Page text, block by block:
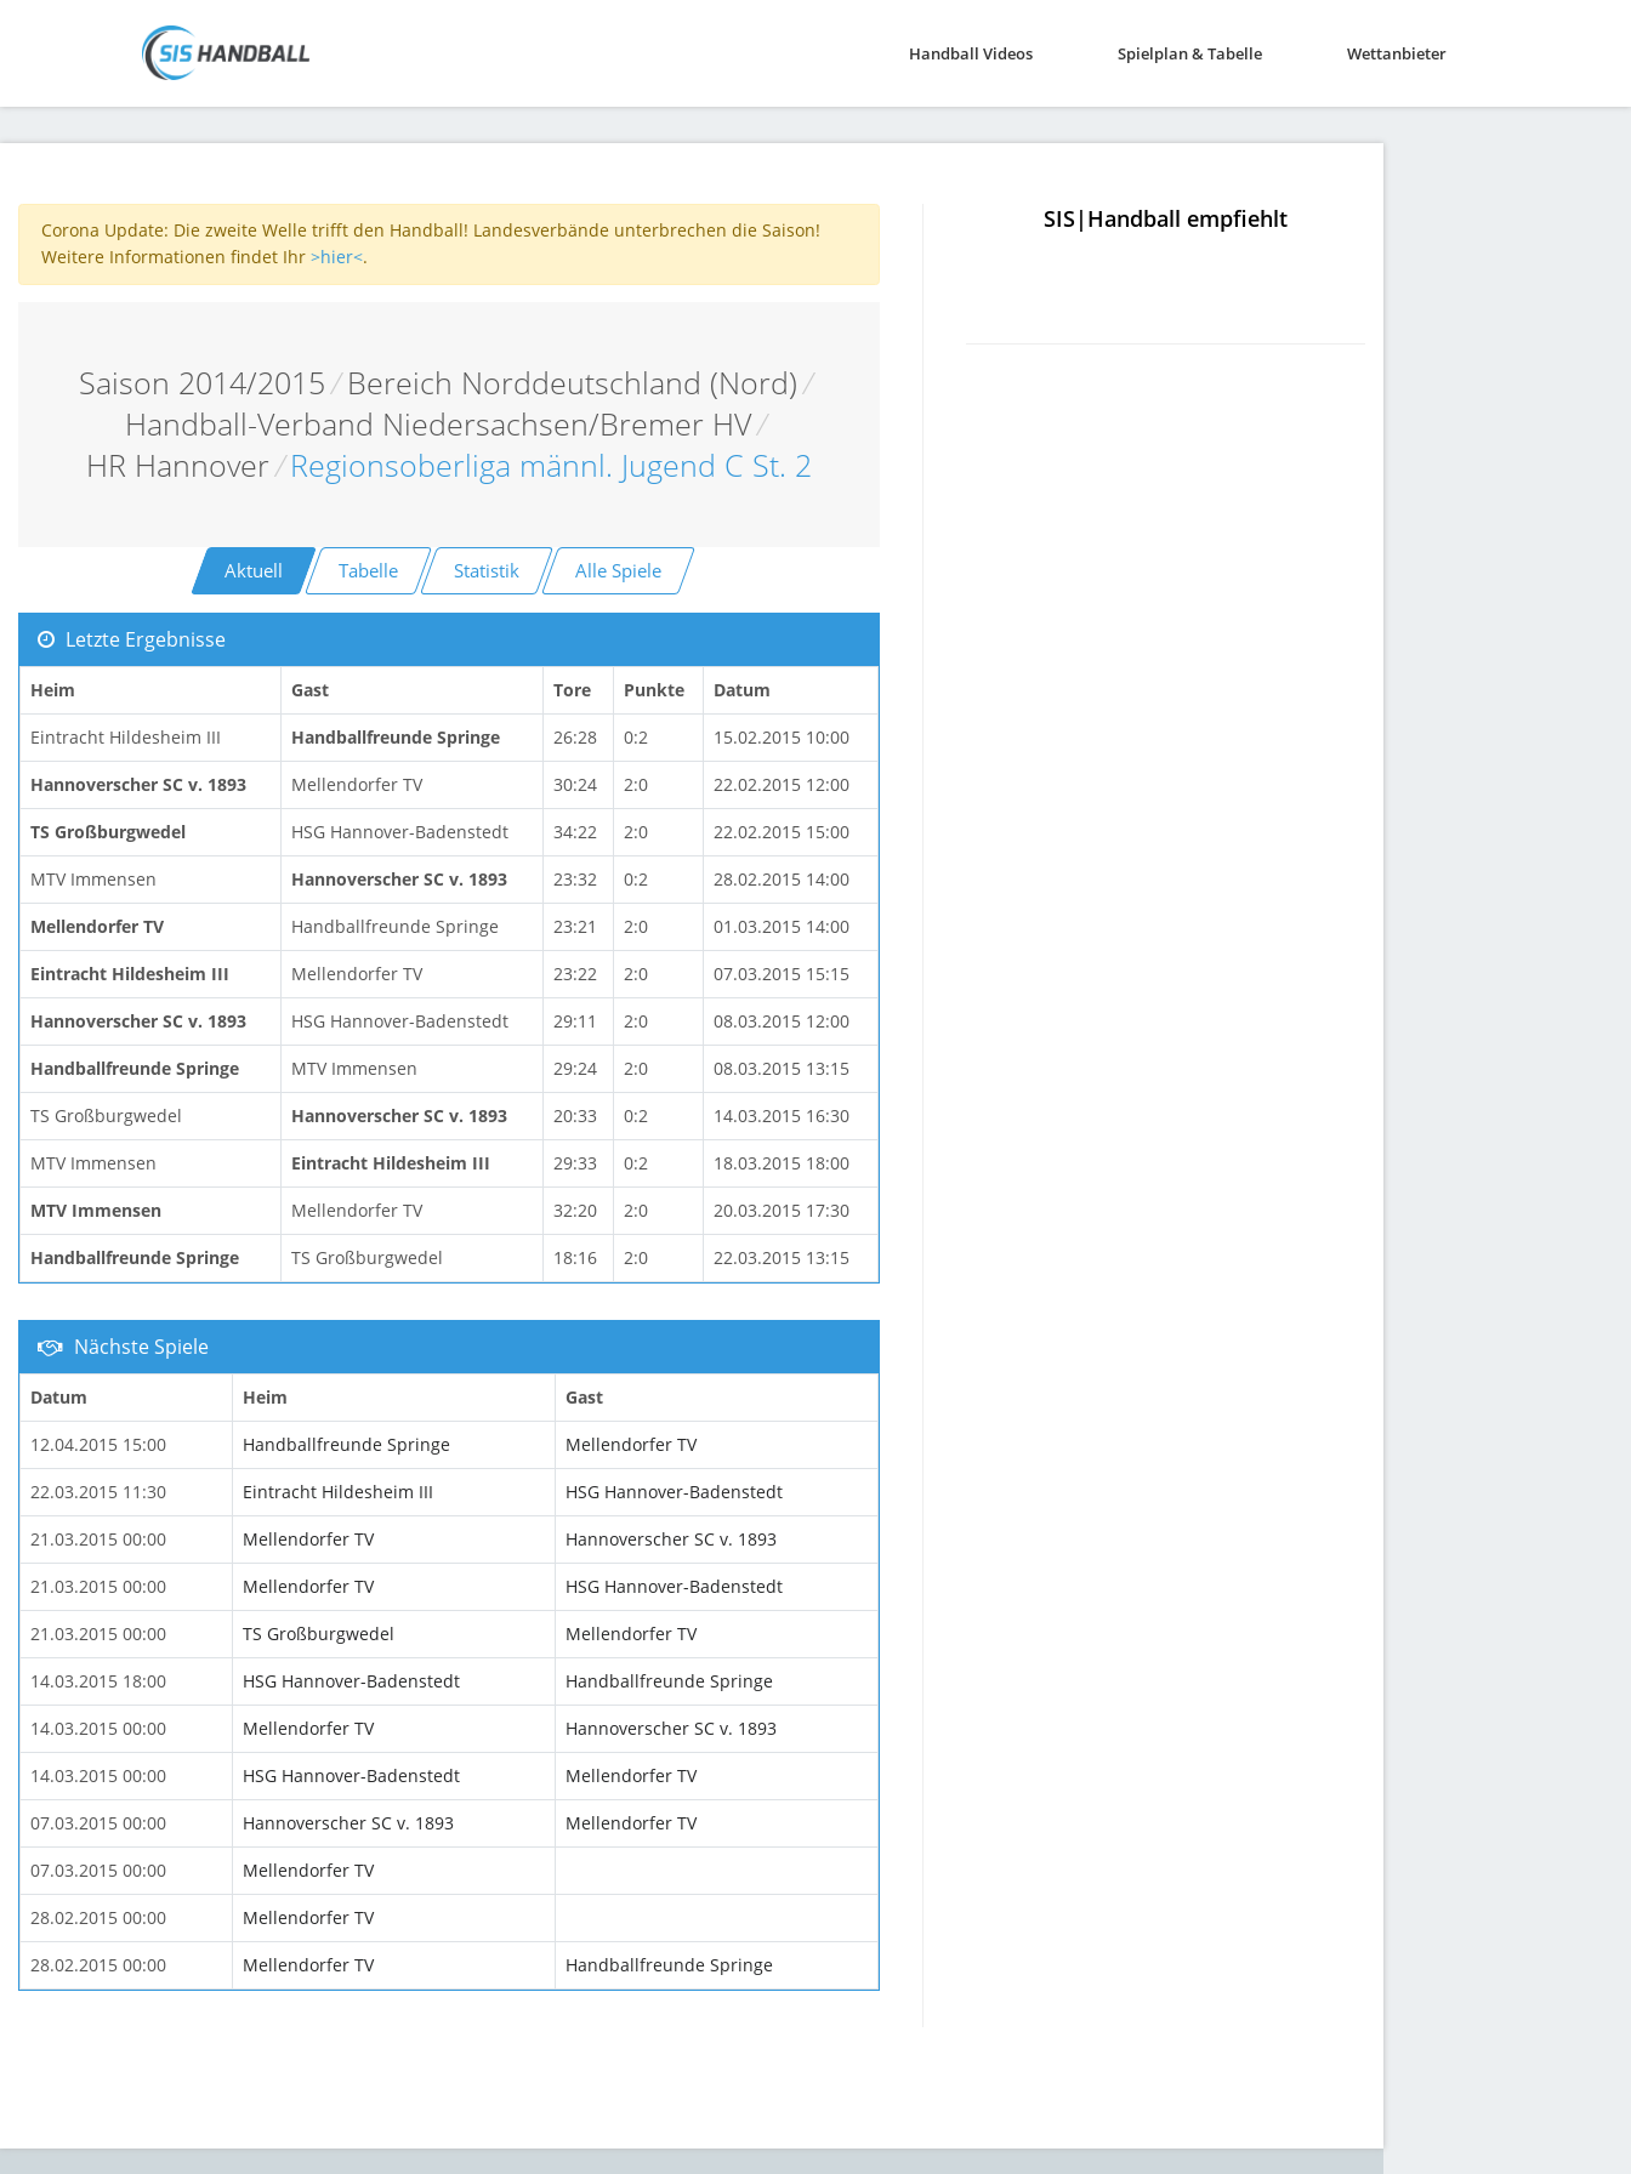
Handball Videos Spielplan & Tabelle Wettanbieter
Corona Update: Die zweite Welle trifft den Handball! Landesverbände unterbrechen die Saison!
Weitere Informationen findet Ihr >hier<.
Saison 2014/2015/ Bereich Norddeutschland (Nord)/
Handball-Verband Niedersachsen/Bremer HV/
HR Hannover/Regionsoberliga männl. Jugend C St. 2
Aktuell Tabelle Statistik Alle Spiele
Letzte Ergebnisse
Heim Gast Tore Punkte Datum
Eintracht Hildesheim III Handballfreunde Springe 26:28 0:2 15.02.2015 10:00
Hannoverscher SC v. 1893 Mellendorfer TV 30:24 2:0 22.02.2015 12:00
TS Großburgwedel HSG Hannover-Badenstedt 34:22 2:0 22.02.2015 15:00
MTV Immensen Hannoverscher SC v. 1893 23:32 0:2 28.02.2015 14:00
Mellendorfer TV Handballfreunde Springe 23:21 2:0 01.03.2015 14:00
Eintracht Hildesheim III Mellendorfer TV 23:22 2:0 07.03.2015 15:15
Hannoverscher SC v. 1893 HSG Hannover-Badenstedt 29:11 2:0 08.03.2015 12:00
Handballfreunde Springe MTV Immensen 29:24 2:0 08.03.2015 13:15
TS Großburgwedel Hannoverscher SC v. 1893 20:33 0:2 14.03.2015 16:30
MTV Immensen Eintracht Hildesheim III 29:33 0:2 18.03.2015 18:00
MTV Immensen Mellendorfer TV 32:20 2:0 20.03.2015 17:30
Handballfreunde Springe TS Großburgwedel 18:16 2:0 22.03.2015 13:15
Nächste Spiele
Datum Heim Gast
12.04.2015 15:00 Handballfreunde Springe Mellendorfer TV
22.03.2015 11:30 Eintracht Hildesheim III HSG Hannover-Badenstedt
21.03.2015 00:00 Mellendorfer TV Hannoverscher SC v. 1893
21.03.2015 00:00 Mellendorfer TV HSG Hannover-Badenstedt
21.03.2015 00:00 TS Großburgwedel Mellendorfer TV
14.03.2015 18:00 HSG Hannover-Badenstedt Handballfreunde Springe
14.03.2015 00:00 Mellendorfer TV Hannoverscher SC v. 1893
14.03.2015 00:00 HSG Hannover-Badenstedt Mellendorfer TV
07.03.2015 00:00 Hannoverscher SC v. 1893 Mellendorfer TV
07.03.2015 00:00 Mellendorfer TV
28.02.2015 00:00 Mellendorfer TV
28.02.2015 00:00 Mellendorfer TV Handballfreunde Springe
SIS|Handball empfiehlt